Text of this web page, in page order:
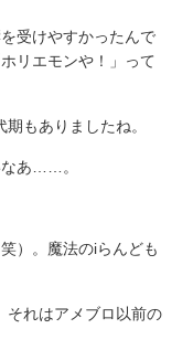
受けやすかったんで
リエモンや！」って
もありましたね。
あ……。
）。魔法のiらんども
れはアメブロ以前の